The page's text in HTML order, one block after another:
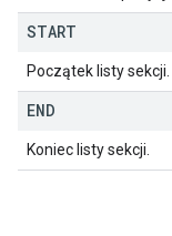
START
Początek listy sekcji.
END
Koniec listy sekcji.